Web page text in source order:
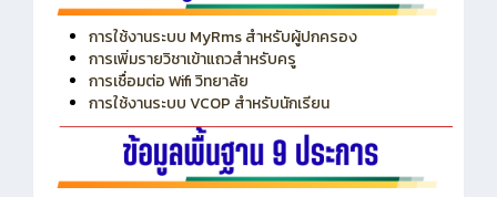
การใช้งานระบบ MyRms สำหรับผู้ปกครอง
การเพิ่มรายวิชาเข้าแถวสำหรับครู
การเชื่อมต่อ Wifi วิทยาลัย
การใช้งานระบบ VCOP สำหรับนักเรียน